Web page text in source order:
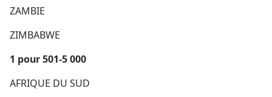
ZAMBIE
ZIMBABWE
1 pour 501-​5 000
AFRIQUE DU SUD